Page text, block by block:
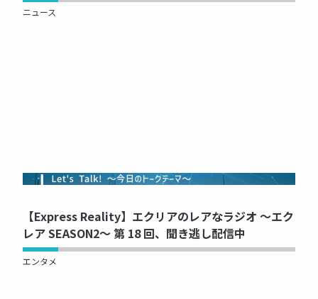
ニュース
NOW PRINTING...
【Express Reality】エクリアのレアなラジオ ～エク
レア SEASON2～ 第 18 回、聞き逃し配信中
エンタメ